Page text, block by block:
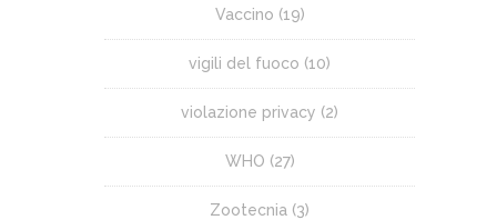
Vaccino (19)
vigili del fuoco (10)
violazione privacy (2)
WHO (27)
Zootecnia (3)